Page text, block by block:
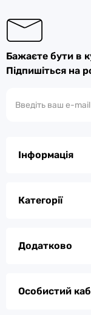
Бажаєте бути в
Підпишіться на
Інформація
Категорії
Додатково
Особистий